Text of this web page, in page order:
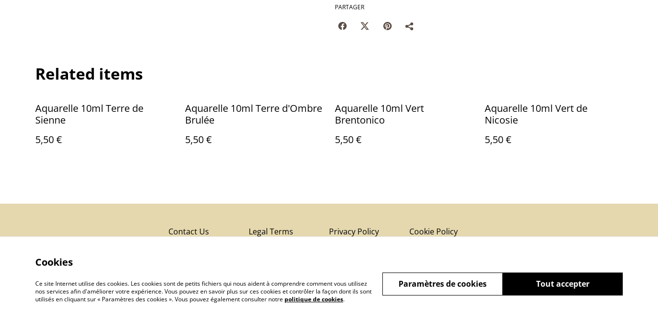
PARTAGER
Related items
Aquarelle 10ml Terre de
Sienne
5,50 €
Aquarelle 10ml Terre d'Ombre
Brulée
5,50 €
Aquarelle 10ml Vert
Brentonico
5,50 €
Aquarelle 10ml Vert de
Nicosie
5,50 €
Contact Us Legal Terms Privacy Policy Cookie Policy
©2026 Cooperative des Couleurs
Cookies
Ce site Internet utilise des cookies. Les cookies sont de petits fichiers qui nous aident à comprendre comment vous utilisez
nos services afin d'améliorer votre expérience. Vous pouvez en savoir plus sur ces cookies et contrôler la façon dont ils sont
utilisés en cliquant sur « Paramètres des cookies ». Vous pouvez également consulter notre politique de cookies.
Tout accepter
Paramètres de cookies